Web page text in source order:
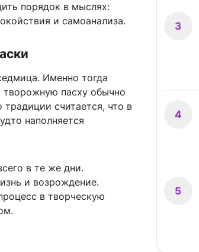
порядок в мыслях:
и самоанализа.
Именно тогда
творожную пасху обычно
считается, что в
наполняется
в те же дни.
и возрождение.
в творческую
3
4
5